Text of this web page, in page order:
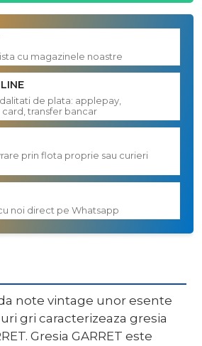
cu magazinele noastre
de plata: applepay,
transfer bancar
prin flota proprie sau curieri
noi direct pe Whatsapp
note vintage unor esente
gri caracterizeaza gresia
Gresia GARRET este